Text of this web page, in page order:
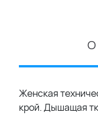
О
Женская
крой. Дышащая